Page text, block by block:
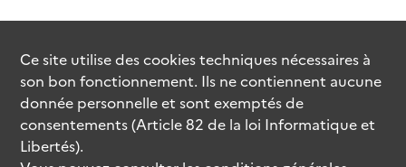
Ce site utilise descookiestechniques nécessaires à
son bon fonctionnement. Ils ne contiennent aucune
donnée personnelle et sont exemptés de
consentements (Article 82 de la loi Informatique et
Libertés).